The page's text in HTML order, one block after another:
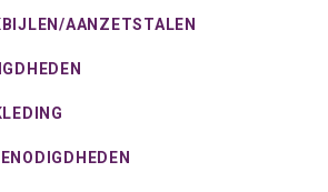
AANZETSTALEN